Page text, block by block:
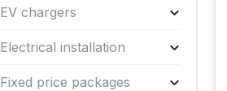
EV chargers
Electrical installation
Fixed price packages